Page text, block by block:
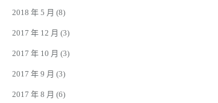
2018 年 5 月 (8)
2017 年 12 月 (3)
2017 年 10 月 (3)
2017 年 9 月 (3)
2017 年 8 月 (6)